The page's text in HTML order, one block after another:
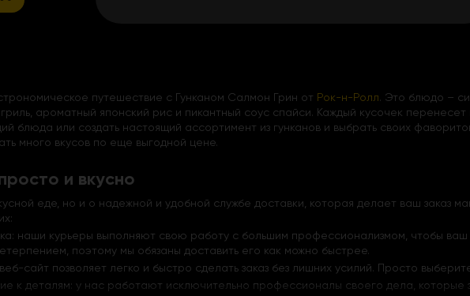
путешествие с Гунканом Салмон Грин от Рок-н-Ролл . Это блюдо –
ароматный японский рис и пикантный соус спайси. Каждый кусочек
блюда или создать настоящий ассортимент из гунканов и выбрать своих
много вкусов по еще выгодной цене.
и вкусно
еде, но и о надежной и удобной службе доставки, которая делает ваш заказ
наши курьеры выполняют свою работу с большим профессионализмом, чтобы
поэтому мы обязаны доставить его как можно быстрее.
сайт позволяет легко и быстро сделать заказ без лишних усилий. Просто
к деталям: у нас работают исключительно профессионалы своего дела, которые